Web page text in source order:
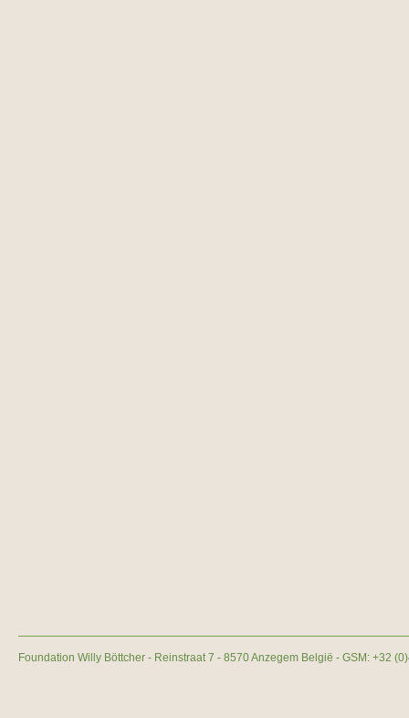
Foundation Willy Böttcher - Reinstraat 7 - 8570 Anzegem België - GSM: +32